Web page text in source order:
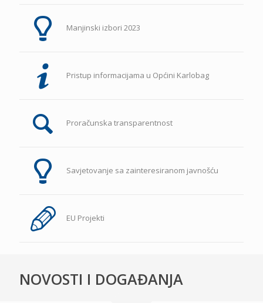
Manjinski izbori 2023
Pristup informacijama u Općini Karlobag
Proračunska transparentnost
Savjetovanje sa zainteresiranom javnošću
EU Projekti
NOVOSTI I DOGAĐANJA